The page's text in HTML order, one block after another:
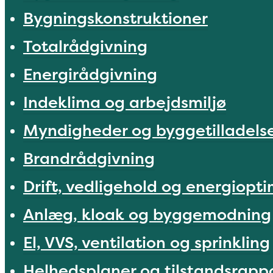
Bygningskonstruktioner
Totalrådgivning
Energirådgivning
Indeklima og arbejdsmiljø
Myndigheder og
Brandrådgivning
Drift, vedligehold og
Anlæg, kloak og byggemodning
El, VVS, ventilation og sprinkling